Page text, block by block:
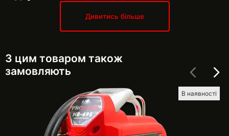
Дивитись більше
З цим товаром також
замовляють
В наявності